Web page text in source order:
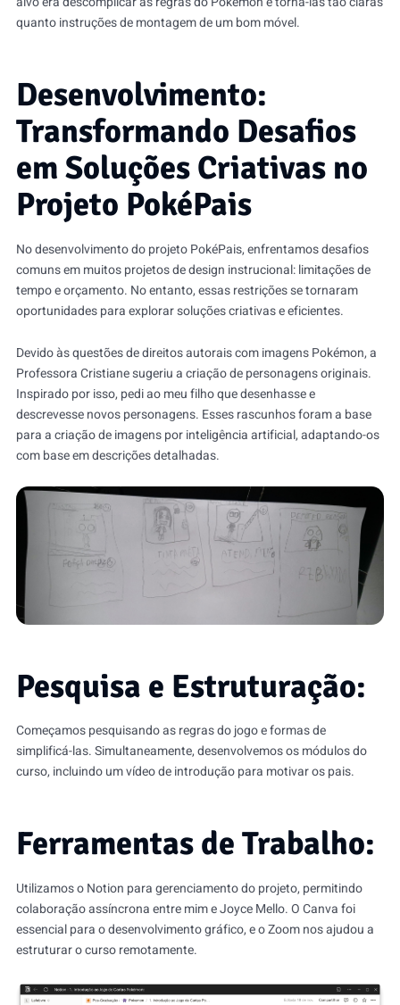
quanto instruções de montagem de um bom móvel.
Desenvolvimento:
Transformando Desafios
em Soluções Criativas no
Projeto PokéPais
No desenvolvimento do projeto PokéPais, enfrentamos desafios
comuns em muitos projetos de design instrucional: limitações de
tempo e orçamento. No entanto, essas restrições se tornaram
oportunidades para explorar soluções criativas e eficientes.
Devido às questões de direitos autorais com imagens Pokémon, a
Professora Cristiane sugeriu a criação de personagens originais.
Inspirado por isso, pedi ao meu filho que desenhasse e
descrevesse novos personagens. Esses rascunhos foram a base
para a criação de imagens por inteligência artificial, adaptando-os
com base em descrições detalhadas.
Pesquisa e Estruturação:
Começamos pesquisando as regras do jogo e formas de
simplificá-las. Simultaneamente, desenvolvemos os módulos do
curso, incluindo um vídeo de introdução para motivar os pais.
Ferramentas de Trabalho:
Utilizamos o Notion para gerenciamento do projeto, permitindo
colaboração assíncrona entre mim e Joyce Mello. O Canva foi
essencial para o desenvolvimento gráfico, e o Zoom nos ajudou a
estruturar o curso remotamente.